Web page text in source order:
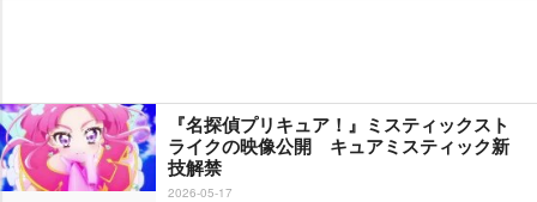
『名探偵プリキュア！』ミスティックスト
ライクの映像公開 キュアミスティック新
技解禁
2026-05-17